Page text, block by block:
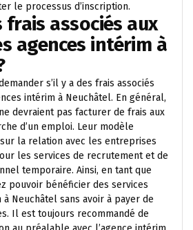
le processus d’inscription.
associés aux
agences intérim à
s’il y a des frais associés
intérim à Neuchâtel. En général,
devraient pas facturer de frais aux
d’un emploi. Leur modèle
la relation avec les entreprises
les services de recrutement et de
temporaire. Ainsi, en tant que
pouvoir bénéficier des services
à Neuchâtel sans avoir à payer de
Il est toujours recommandé de